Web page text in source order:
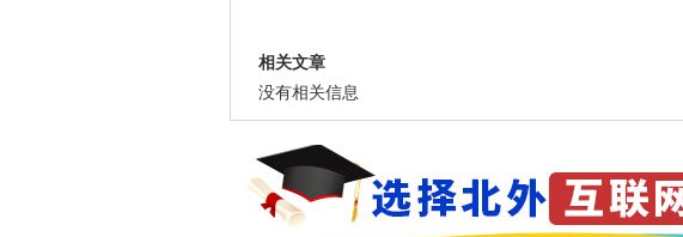
相关文章
没有相关信息